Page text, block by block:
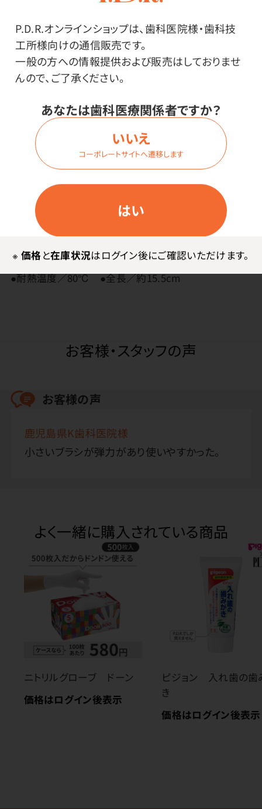
P.D.R.オンラインショップは、歯科医院様・歯科技
工所様向けの通信販売です。
一般の方への情報提供および販売はしておりませ
んので、ご了承ください。
あなたは歯科医療関係者ですか？
はい
いいえ
コーポレートサイトへ遷移します
※ 価格と在庫状況はログイン後にご確認いただけます。
特長
使いやすい！イルカカラーの入れ歯専用ブラシ。
その他
●材質／ハンドル：ポリプロピレン 毛：ナイロン
●耐熱温度／80℃ ●全長／約15.5cm
お客様・スタッフの声
お客様の声
鹿児島県K歯科医院様
小さいブラシが弾力があり使いやすかった。
よく一緒に購入されている商品
ニトリルグローブ ドーン
価格はログイン後表示
ピジョン 入れ歯の歯
き
価格はログイン後表示